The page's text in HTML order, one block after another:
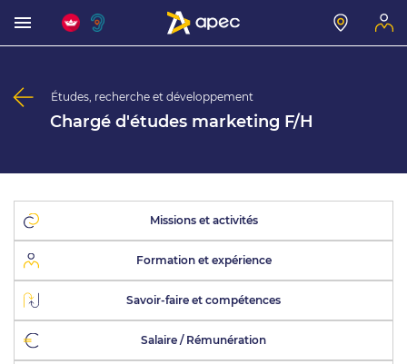
Études, recherche et développement
Chargé d'études marketing F/H
Missions et activités
Formation et expérience
Savoir-faire et compétences
Salaire / Rémunération